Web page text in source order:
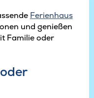
Ferienhaus
und genießen
Familie oder